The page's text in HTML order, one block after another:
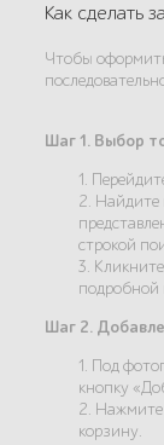
Как сделать
Чтобы
Шаг 1. Выбор
1.
2. Найдите
строкой
3.
Шаг 2.
1. Под
кнопку
2. Нажмите
корзину.